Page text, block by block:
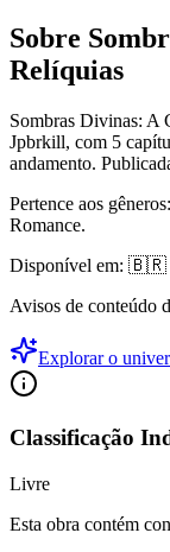
Sobre
Relíquias
Sombras Divinas: A
Jpbrkill, com 5
andamento.
Pertence aos
Romance.
Disponível em: 🇧🇷
Avisos de conteúdo
Explorar o
Classificação
Livre
Esta obra contém